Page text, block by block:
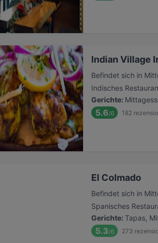
Indian Village
Befindet sich in
Indisches
Gerichte:
5.6/6 182
El Colmado
Befindet sich in
Spanisches
Gerichte: Tapas,
5.3/6 273